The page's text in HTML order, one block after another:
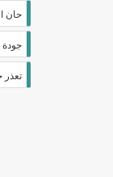
حان
جودة
تعذر